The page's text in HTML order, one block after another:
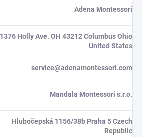
Adena Montessori
1376 Holly Ave. OH 43212 Columbus Ohio
United States
service@adenamontessori.com
Mandala Montessori s.r.o.
Hlubočepská 1156/38b Praha 5 Czech
Republic